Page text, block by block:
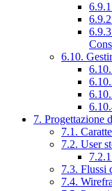
6.10.
7. Progettazione
7.1.
7.2. User
7.3. Flussi
7.4.